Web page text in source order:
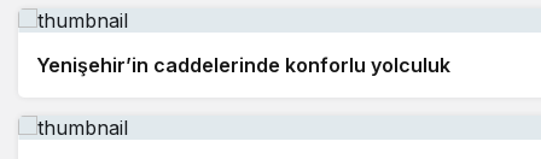
Yenişehir’in caddelerinde konforlu yolculuk